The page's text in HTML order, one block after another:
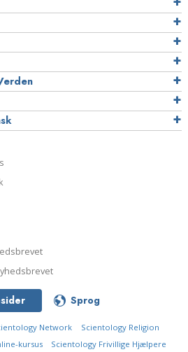
Sprog
Network
Scientology Religion
kursus Scientology Frivillige Hjælpere